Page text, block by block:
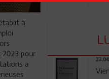
à
2023 pour
a